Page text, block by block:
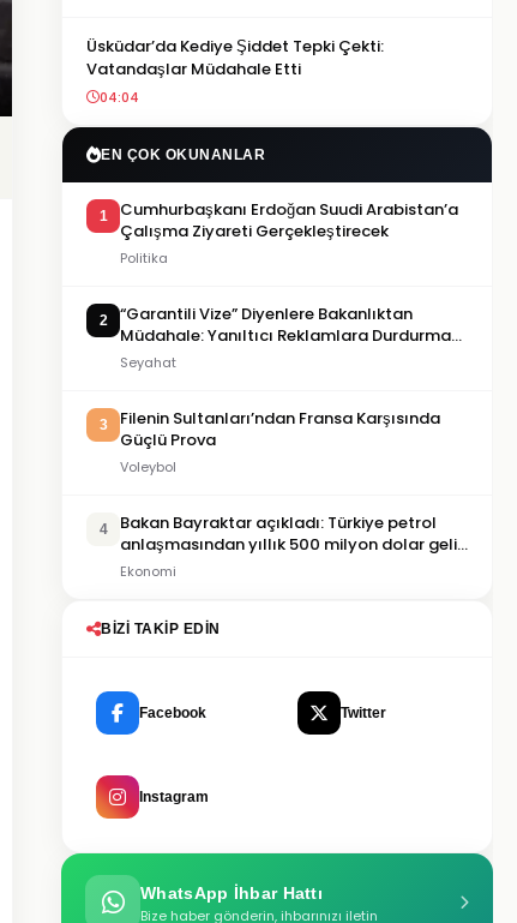
Üsküdar’da Kediye Şiddet Tepki Çekti:
Vatandaşlar Müdahale Etti
04:04
EN ÇOK OKUNANLAR
1
Cumhurbaşkanı Erdoğan Suudi Arabistan’a
Çalışma Ziyareti Gerçekleştirecek
Politika
2
“Garantili Vize” Diyenlere Bakanlıktan
Müdahale: Yanıltıcı Reklamlara Durdurma
Kararı
Seyahat
3
Filenin Sultanları’ndan Fransa Karşısında
Güçlü Prova
Voleybol
4
Bakan Bayraktar açıkladı: Türkiye petrol
anlaşmasından yıllık 500 milyon dolar gelir
sağlayacak
Ekonomi
BIZI TAKIP EDIN
Facebook Twitter
Instagram
WhatsApp İhbar Hattı
Bize haber gönderin, ihbarınızı iletin